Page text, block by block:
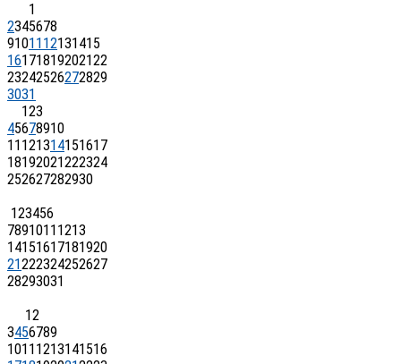
1
2345678
91011 12131415
16171819202122
23242526272829
3031
123
45678910
11 121314151617
18192021222324
252627282930
123456
7891011 1213
14151617181920
21222324252627
28293031
12
3456789
1011 1213141516